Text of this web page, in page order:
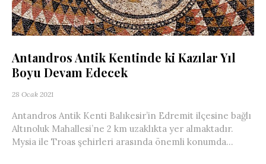
Antandros Antik Kentinde ki Kazılar Yıl
Boyu Devam Edecek
28 Ocak 2021
Antandros Antik Kenti Balıkesir’in Edremit ilçesine bağlı
Altınoluk Mahallesi’ne 2 km uzaklıkta yer almaktadır.
Mysia ile Troas şehirleri arasında önemli konumda...